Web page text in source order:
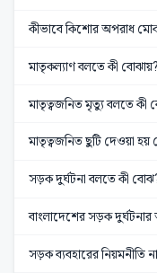
কীভাবে কিশোর অপরাধ
মাতৃকল্যাণ বলতে কী বোঝায়?
মাতৃত্বজনিত মৃত্যু বলতে কী
মাতৃত্বজনিত ছুটি দেওয়া হয়
সড়ক দুর্ঘটনা বলতে কী
বাংলাদেশের সড়ক
সড়ক ব্যবহারের নিয়মনীতি